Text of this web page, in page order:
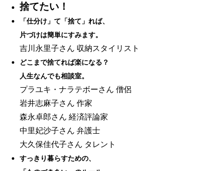
捨てたい！
「仕分け」て「捨て」れば、
片づけは簡単にすみます。
吉川永里子さん 収納スタイリスト
どこまで捨てれば楽になる？
人生なんでも相談室。
プラユキ・ナラテボーさん 僧侶
岩井志麻子さん 作家
森永卓郎さん 経済評論家
中里妃沙子さん 弁護士
大久保佳代子さん タレント
すっきり暮らすための、